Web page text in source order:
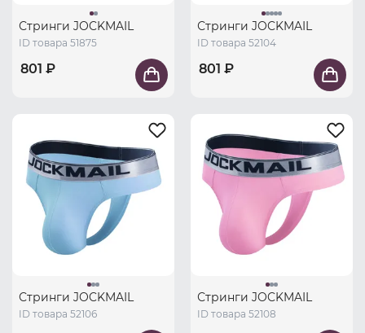
Стринги JOCKMAIL
ID товара 51875
801 ₽
Стринги JOCKMAIL
ID товара 52104
801 ₽
Стринги JOCKMAIL
ID товара 52106
Стринги JOCKMAIL
ID товара 52108